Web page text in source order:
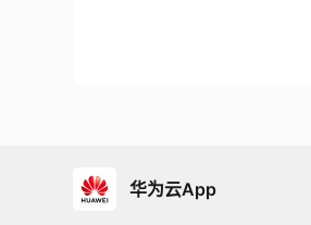
华为云App